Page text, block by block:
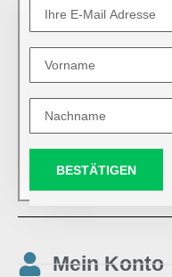
BESTÄTIGEN
Mein Konto